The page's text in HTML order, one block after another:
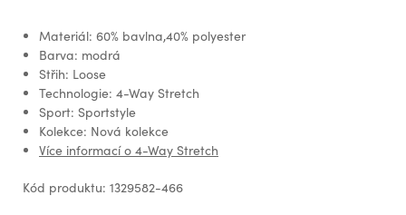
Materiál: 60% bavlna,40% polyester
Barva: modrá
Střih: Loose
Technologie: 4-Way Stretch
Sport: Sportstyle
Kolekce: Nová kolekce
Více informací o 4-Way Stretch
Kód produktu: 1329582-466